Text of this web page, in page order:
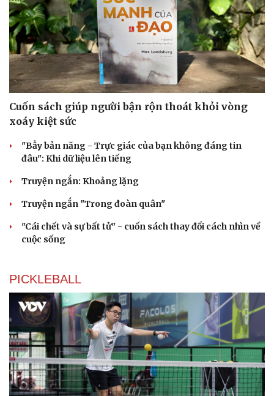
Cải chính
Cuốn sách giúp người bận rộn thoát khỏi vòng
xoáy kiệt sức
"Bẫy bản năng - Trực giác của bạn không đáng tin
đâu": Khi dữ liệu lên tiếng
Truyện ngắn: Khoảng lặng
Truyện ngắn "Trong đoàn quân"
"Cái chết và sự bất tử" - cuốn sách thay đổi cách nhìn về
cuộc sống
PICKLEBALL